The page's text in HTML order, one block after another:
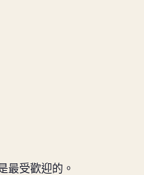
最受歡迎的。